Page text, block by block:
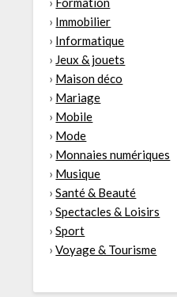
› Immobilier
› Informatique
› Jeux & jouets
› Maison déco
› Mariage
› Mobile
› Mode
› Monnaies numériques
› Musique
›Santé & Beauté
›Spectacles & Loisirs
›Sport
›Voyage & Tourisme